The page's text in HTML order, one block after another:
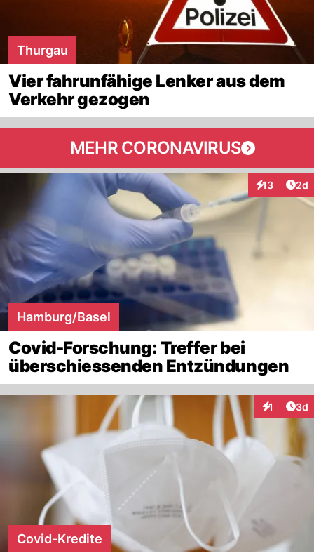
Thurgau
Vier fahrunfähige Lenker aus dem
Verkehr gezogen
MEHR CORONAVIRUS
13
Interaktionen
2d
Hamburg/Basel
Covid-Forschung: Treffer bei
überschiessenden Entzündungen
1 3d
Covid-Kredite